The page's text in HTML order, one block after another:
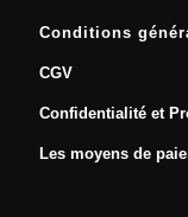
Conditions
CGV
Confidentialité et
Les moyens de